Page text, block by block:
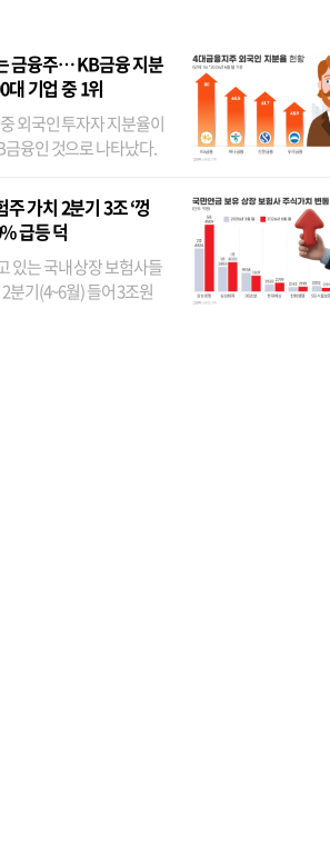
금융주… KB금융 지분
대 기업 중 1위
외국인 투자자 지분율이
금융인 것으로 나타났다.
은 지난달 말 기준 해외
...
가치 2분기 3조 ‘껑
급등 덕
있는 국내 상장 보험사들
분기(4~6월) 들어 3조원